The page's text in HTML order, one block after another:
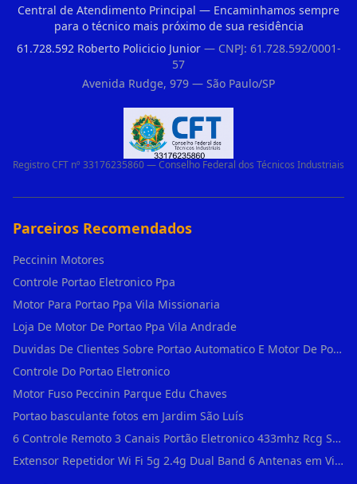
Central de Atendimento Principal — Encaminhamos sempre
para o técnico mais próximo de sua residência
61.728.592 Roberto Policicio Junior— CNPJ: 61.728.592/0001-
57
Avenida Rudge, 979 — São Paulo/SP
Registro CFT nº 33176235860 — Conselho Federal dos Técnicos Industriais
Parceiros Recomendados
Peccinin Motores
Controle Portao Eletronico Ppa
Motor Para Portao Ppa Vila Missionaria
Loja De Motor De Portao Ppa Vila Andrade
Duvidas De Clientes Sobre Portao Automatico E Motor De Portao Motor Para Portao De Ferro
Controle Do Portao Eletronico
Motor Fuso Peccinin Parque Edu Chaves
Portao basculante fotos em Jardim São Luís
6 Controle Remoto 3 Canais Portão Eletronico 433mhz Rcg Seg Garen Ppa em Vila Clementino
Extensor Repetidor Wi Fi 5g 2.4g Dual Band 6 Antenas em Vila Sônia